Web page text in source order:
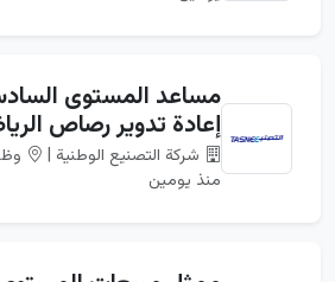
مساعد المستوى
إعادة تدوير رصاص
شركة التصنيع الوطنية |
منذ يومين